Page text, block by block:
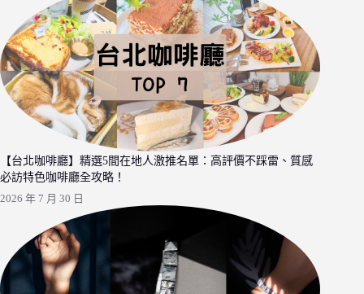
【台北咖啡廳】精選5間在地人激推名單：高評價不踩雷、質感
必訪特色咖啡廳全攻略！
2026 年 7 月 30 日